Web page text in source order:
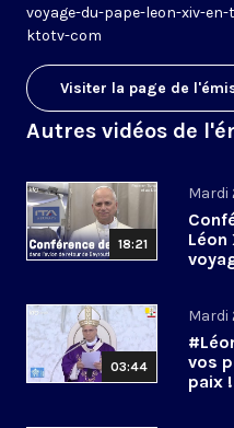
voyage-du-pape-leon-xiv-
ktotv-com
Visiter la page de
Autres vidéos de
18:21
Mardi
Léon
03:44
Mardi
vos
paix